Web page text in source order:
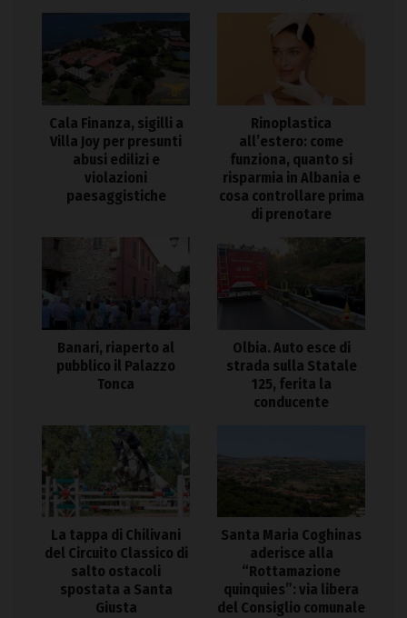
Cala Finanza, sigilli a
Villa Joy per presunti
abusi edilizi e
violazioni
paesaggistiche
Rinoplastica
all’estero: come
funziona, quanto si
risparmia in Albania e
cosa controllare prima
di prenotare
Banari, riaperto al
pubblico il Palazzo
Tonca
Olbia. Auto esce di
strada sulla Statale
125, ferita la
conducente
La tappa di Chilivani
del Circuito Classico di
salto ostacoli
spostata a Santa
Giusta
Santa Maria Coghinas
aderisce alla
“Rottamazione
quinquies”: via libera
del Consiglio comunale